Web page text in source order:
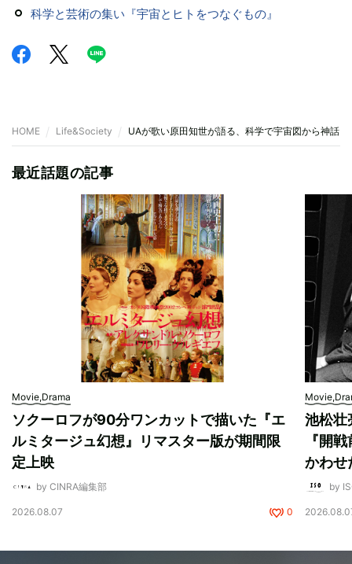
科学と芸術の集い『宇宙とヒトをつなぐもの』
HOME Life&Society UAが歌い原田知世が語る、科学で宇宙図から神話
最近話題の記事
Movie,Drama
ソクーロフが90分ワンカットで描いた『エ
ルミタージュ幻想』リマスター版が期間限
定上映
by CINRA編集部
2026.08.07 0
池松壮
『開
かわせ
by